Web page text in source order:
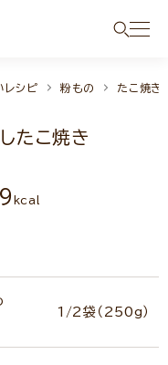
シピ 粉もの たこ焼き
たこ焼き
kcal
1/2袋（250g）